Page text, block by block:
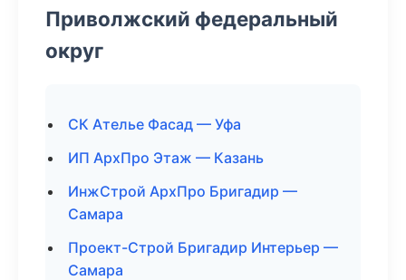
Приволжский федеральный
округ
СК Ателье Фасад — Уфа
ИП АрхПро Этаж — Казань
ИнжСтрой АрхПро Бригадир —
Самара
Проект-Строй Бригадир Интерьер —
Самара